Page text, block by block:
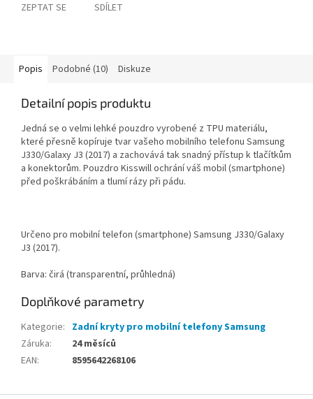
ZEPTAT SE SDÍLET
Popis Podobné (10) Diskuze
Detailní popis produktu
Jedná se o velmi lehké pouzdro vyrobené z TPU materiálu,
které přesně kopíruje tvar vašeho mobilního telefonu Samsung
J330/Galaxy J3 (2017) a zachovává tak snadný přístup k tlačítkům
a konektorům. Pouzdro Kisswill ochrání váš mobil (smartphone)
před poškrábáním a tlumí rázy při pádu.
Určeno pro mobilní telefon (smartphone) Samsung J330/Galaxy
J3 (2017).
Barva: čirá (transparentní, průhledná)
Doplňkové parametry
Kategorie: Zadní kryty pro mobilní telefony Samsung
Záruka:
24 měsíců
EAN: 8595642268106